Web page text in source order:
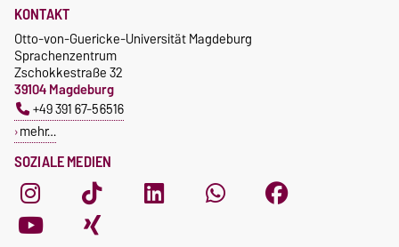
SOZIALE MEDIEN
KONTAKT
Otto-von-Guericke-Universität Magdeburg
Sprachenzentrum
Zschokkestraße 32
39104 Magdeburg
+49 391 67-56516
mehr…